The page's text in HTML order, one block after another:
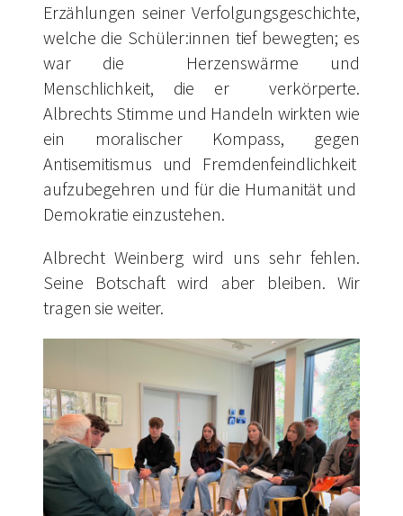
Erzählungen seiner Verfolgungsgeschichte,
welche die Schüler:innen tief bewegten; es
war die Herzenswärme und
Menschlichkeit, die er verkörperte.
Albrechts Stimme und Handeln wirkten wie
ein moralischer Kompass, gegen
Antisemitismus und Fremdenfeindlichkeit
aufzubegehren und für die Humanität und
Demokratie einzustehen.
Albrecht Weinberg wird uns sehr fehlen.
Seine Botschaft wird aber bleiben. Wir
tragen sie weiter.